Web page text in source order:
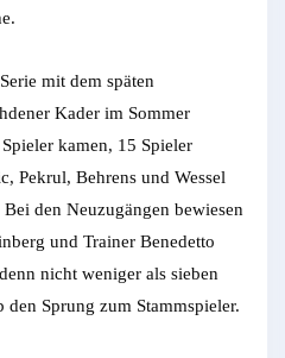
mit dem späten
Kader im Sommer
kamen, 15 Spieler
Pekrul, Behrens und Wessel
den Neuzugängen bewiesen
und Trainer Benedetto
nicht weniger als sieben
Sprung zum Stammspieler.